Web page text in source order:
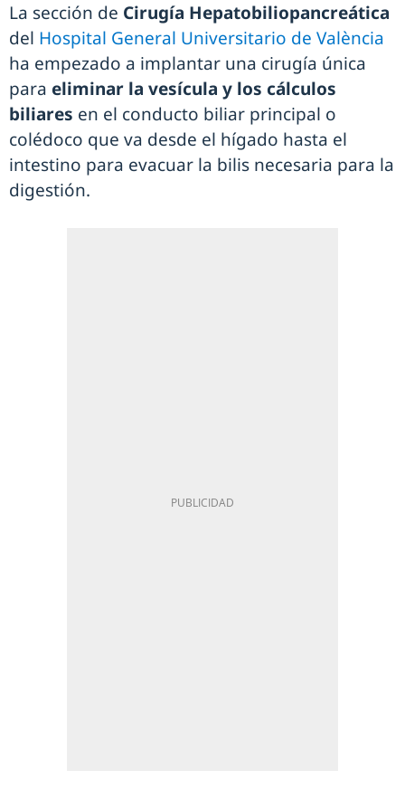
La sección de Cirugía Hepatobiliopancreática
del Hospital General Universitario de València
ha empezado a implantar una cirugía única
para eliminar la vesícula y los cálculos
biliares en el conducto biliar principal o
colédoco que va desde el hígado hasta el
intestino para evacuar la bilis necesaria para la
digestión.